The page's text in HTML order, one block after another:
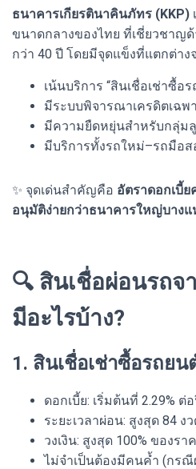
ธนาคารเกียรตินาคินภัทร (KKP)
ขนาดกลางของไทย ที่เชี่ยวชาญ
กว่า 40 ปี โดยมีจุดแข็งที่แตกต่า
เน้นบริการ “สินเชื่อเช่าซื้อ
มีระบบพิจารณาเครดิตเฉพ
มีความยืดหยุ่นสำหรับกลุ่ม
มีบริการทั้งรถใหม่–รถมือส
✨ จุดเด่นสำคัญคือ อัตราดอกเบี้
อนุมัติง่ายกว่าธนาคารใหญ่บางแ
🔍 สินเชื่อผ่อนรถจ
มีอะไรบ้าง?
1. สินเชื่อเช่าซื้อรถย
ดอกเบี้ย: เริ่มต้นที่ 2.29% ต่
ระยะเวลาผ่อน: สูงสุด 84 ง
วงเงิน: สูงสุด 100% ของรา
ไม่จำเป็นต้องมีคนค้ำ (กรณี